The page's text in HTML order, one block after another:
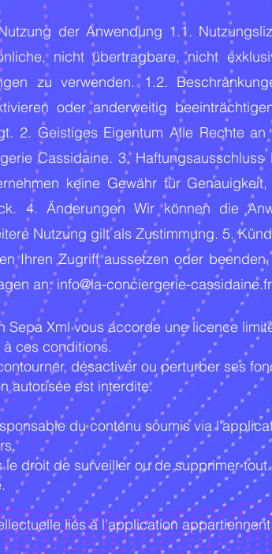
der Anwendung 1.1.
nicht übertragbare, nicht
zu verwenden. 1.2.
oder anderweitig
2. Geistiges Eigentum Alle Rechte
Cassidaine. 3. Haftungsausschluss
keine Gewähr für
4. Änderungen Wir können die
Nutzung gilt als Zustimmung. 5.
Ihren Zugriff aussetzen oder
an: info@la-conciergerie-cassidaine.fr
Xml vous accorde une licence
ces conditions.
désactiver ou perturber ses
autorisée est interdite.
du contenu soumis via
droit de surveiller ou de supprimer
liés à l'application